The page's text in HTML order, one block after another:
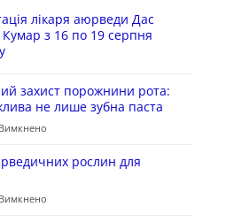
лікаря аюрведи Дас
з 16 по 19 серпня
захист порожнини рота:
не лише зубна паста
рослин для